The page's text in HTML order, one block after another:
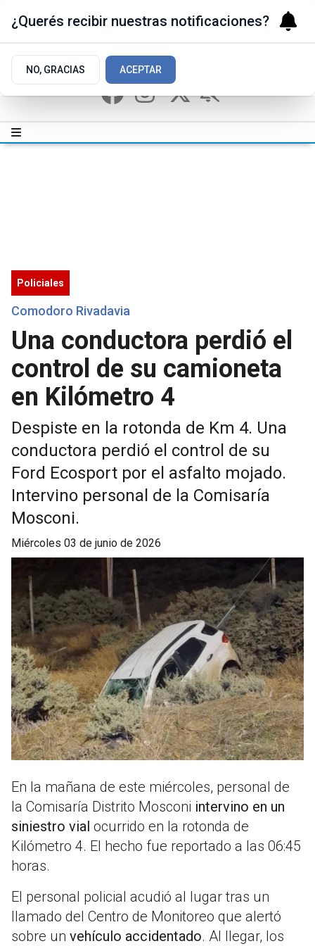
Policiales
Comodoro Rivadavia
Una conductora perdió el
control de su camioneta
en Kilómetro 4
Despiste en la rotonda de Km 4. Una
conductora perdió el control de su
Ford Ecosport por el asfalto mojado.
Intervino personal de la Comisaría
Mosconi.
miércoles 03 de junio de 2026
En la mañana de este miércoles, personal de
la Comisaría Distrito Mosconi intervino en un
siniestro vial ocurrido en la rotonda de
Kilómetro 4. El hecho fue reportado a las 06:45
horas.
El personal policial acudió al lugar tras un
llamado del Centro de Monitoreo que alertó
sobre un vehículo accidentado. Al llegar, los
¿Querés recibir nuestras notificaciones?
NO, GRACIAS ACEPTAR